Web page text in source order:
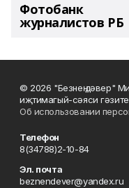
Фотобанк
журналистов РБ
© 2026 "Безнең дәвер"
иҗтимагый-сәяси
Об использовании
Телефон
8(34788)2-10-84
Эл. почта
beznendever@yandex.ru